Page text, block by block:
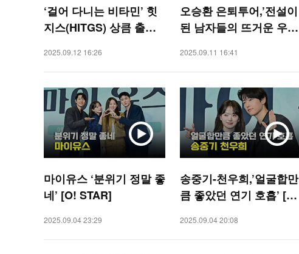
‘걸어 다니는 비타민’ 힛
지스(HITGS) 상큼 출국
2025.09.12 16:26
오승환 은퇴투어,’전설이
된 남자들의 뜨거운 우정’
2025.09.11 16:41
마이유스 ‘분위기 정말 좋
네’ [O! STAR]
2025.09.04 23:29
송중기-천우희,’얼굴합만
큼 좋았던 연기 호흡’ [O!
2025.09.04 20:08